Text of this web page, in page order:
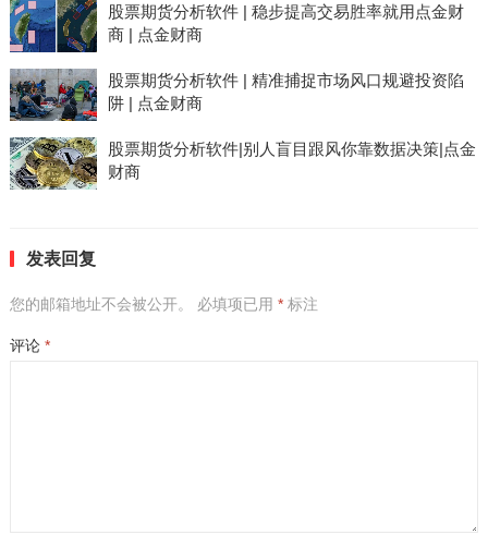
股票期货分析软件 | 稳步提高交易胜率就用点金财
商 | 点金财商
股票期货分析软件 | 精准捕捉市场风口规避投资陷
阱 | 点金财商
股票期货分析软件|别人盲目跟风你靠数据决策|点金
财商
发表回复
您的邮箱地址不会被公开。 必填项已用 *标注
评论 *